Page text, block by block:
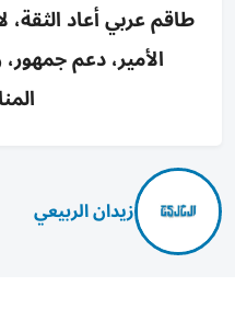
طاقم عربي أعاد
الأمير، دعم
زيدان الربيعي